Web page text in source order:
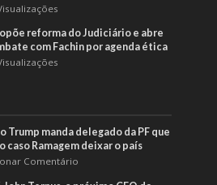
reforma do Judiciário e abre
com Fachin por agenda ética
Trump manda delegado da PF que
caso Ramagem deixar o país
Comentário